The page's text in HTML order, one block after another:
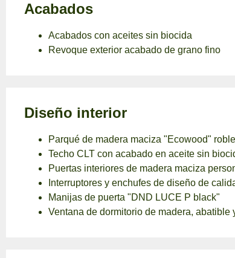
Acabados
Acabados con aceites sin biocida
Revoque exterior acabado de grano fino
Diseño interior
Parqué de madera maciza "Ecowood" roble
Techo CLT con acabado en aceite sin
Puertas interiores de madera maciza
Interruptores y enchufes de diseño de
Manijas de puerta "DND LUCE P black"
Ventana de dormitorio de madera, abatible